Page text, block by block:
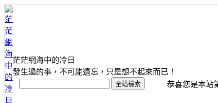
茫茫網海中的冷日
發生過的事，不可能遺忘，只是想不起來而已！
恭喜您是本站